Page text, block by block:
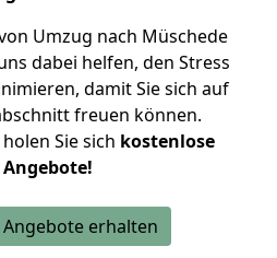
Umzug nach Müschede
dabei helfen, den Stress
damit Sie sich auf
freuen können.
Sie sich kostenlose
erhalten